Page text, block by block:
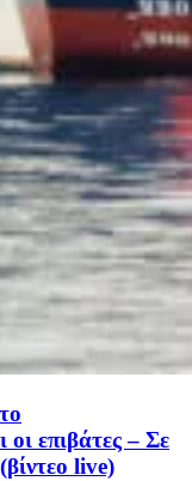
επιβάτες – Σε
live)